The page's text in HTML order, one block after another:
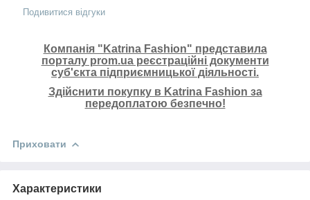
Подивитися відгуки
Компанія "Katrina Fashion" представила
порталу prom.ua реєстраційні документи
суб'єкта підприємницької діяльності.
Здійснити покупку в Katrina Fashion за
передоплатою безпечно!
Приховати
Характеристики